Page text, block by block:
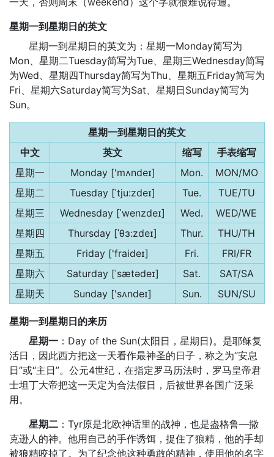
星期一到星期日的英文
星期一到星期日的英文为：星期一Monday简写为
Mon、星期二Tuesday简写为Tue、星期三Wednesday简写
为Wed、星期四Thursday简写为Thu、星期五Friday简写为
Fri、星期六Saturday简写为Sat、星期日Sunday简写为
Sun。
星期一到星期日的英文
中文
英文 缩写
手表缩写
星期一
Monday ['mʌndeɪ] Mon.
MON/MO
星期二
Tuesday [ˈtju:zdeɪ] Tue.
TUE/TU
星期三
Wednesday [ˈwenzdeɪ] Wed.
WED/WE
星期四
Thursday [ˈθɜ:zdeɪ] Thur.
THU/TH
星期五
Friday ['fraideɪ] Fri.
FRI/FR
星期六
Saturday [ˈsætədeɪ] Sat.
SAT/SA
星期天
Sunday ['sʌndeɪ] Sun. SUN/SU
星期一到星期日的来历
星期一 ：Day of the Sun(太阳日，星期日)。是耶稣复
活日，因此西方把这一天看作最神圣的日子，称之为“安息
日”或“主日”。公元4世纪，在指定罗马历法时，罗马皇帝君
士坦丁大帝把这一天定为合法假日，后被世界各国广泛采
用。
星期二 ：Tyr原是北欧神话里的战神，也是盎格鲁—撒
克逊人的神。他用自己的手作诱饵，捉住了狼精，他的手却
被狼精咬掉了。为了纪念他这种勇敢的精神，使用他的名字